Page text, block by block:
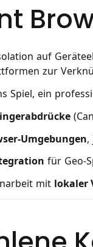
auf
zur
Spiel, ein
Umgebungen,
für Geo-
mit lokaler